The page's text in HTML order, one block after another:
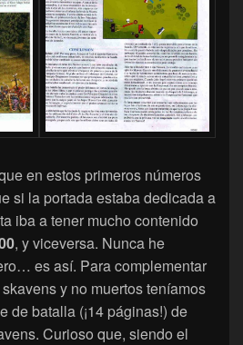
en estos primeros números
si la portada estaba dedicada a
iba a tener mucho contenido
, y viceversa. Nunca he
es así. Para complementar
y no muertos teníamos
de batalla (¡14 páginas!) de
Curioso que, siendo el